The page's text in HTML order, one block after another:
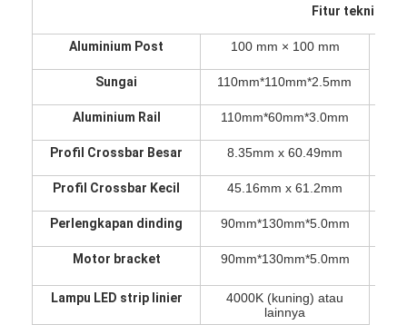
Fitur teknis
Aluminium Post 100 mm × 100 mm
Sungai 110mm*110mm*2.5mm
Aluminium Rail 110mm*60mm*3.0mm
Profil Crossbar Besar 8.35mm x 60.49mm
Profil Crossbar Kecil 45.16mm x 61.2mm
Perlengkapan dinding 90mm*130mm*5.0mm
Motor bracket 90mm*130mm*5.0mm
Lampu LED strip linier
4000K (kuning) atau
lainnya